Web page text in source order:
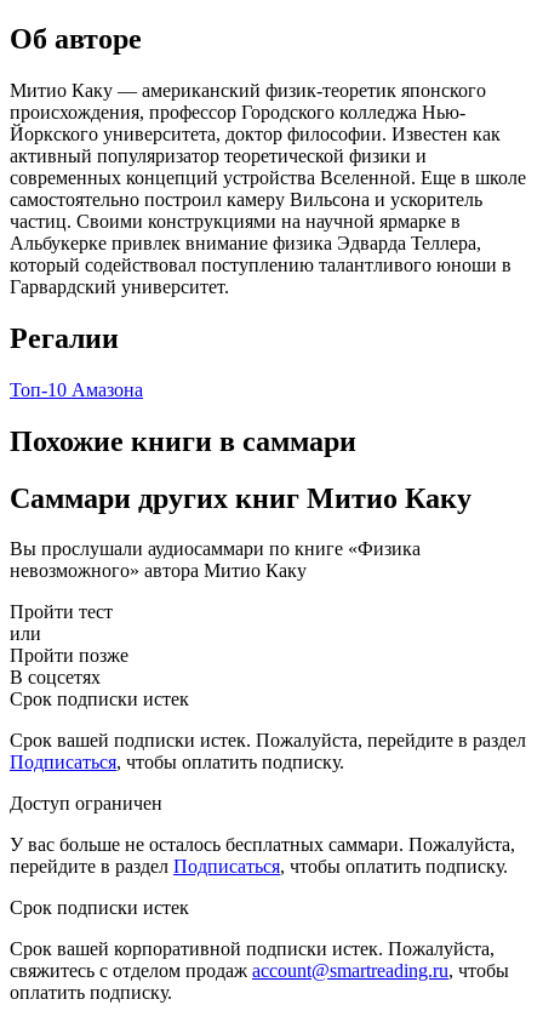
Об авторе
Митио Каку — американский физик-теоретик японского
происхождения, профессор Городского колледжа Нью-
Йоркского университета, доктор философии. Известен как
активный популяризатор теоретической физики и
современных концепций устройства Вселенной. Еще в школе
самостоятельно построил камеру Вильсона и ускоритель
частиц. Своими конструкциями на научной ярмарке в
Альбукерке привлек внимание физика Эдварда Теллера,
который содействовал поступлению талантливого юноши в
Гарвардский университет.
Регалии
Топ-10 Амазона
Похожие книги в саммари
Саммари других книг Митио Каку
Вы прослушали аудиосаммари по книге «Физика
невозможного» автора Митио Каку
Пройти тест
или
Пройти позже
В соцсетях
Срок подписки истек
Срок вашей подписки истек. Пожалуйста, перейдите в раздел
Подписаться, чтобы оплатить подписку.
Доступ ограничен
У вас больше не осталось бесплатных саммари. Пожалуйста,
перейдите в раздел Подписаться, чтобы оплатить подписку.
Срок подписки истек
Срок вашей корпоративной подписки истек. Пожалуйста,
свяжитесь с отделом продаж account@smartreading.ru, чтобы
оплатить подписку.